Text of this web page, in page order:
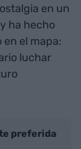
en un
ha hecho
el mapa:
luchar
preferida